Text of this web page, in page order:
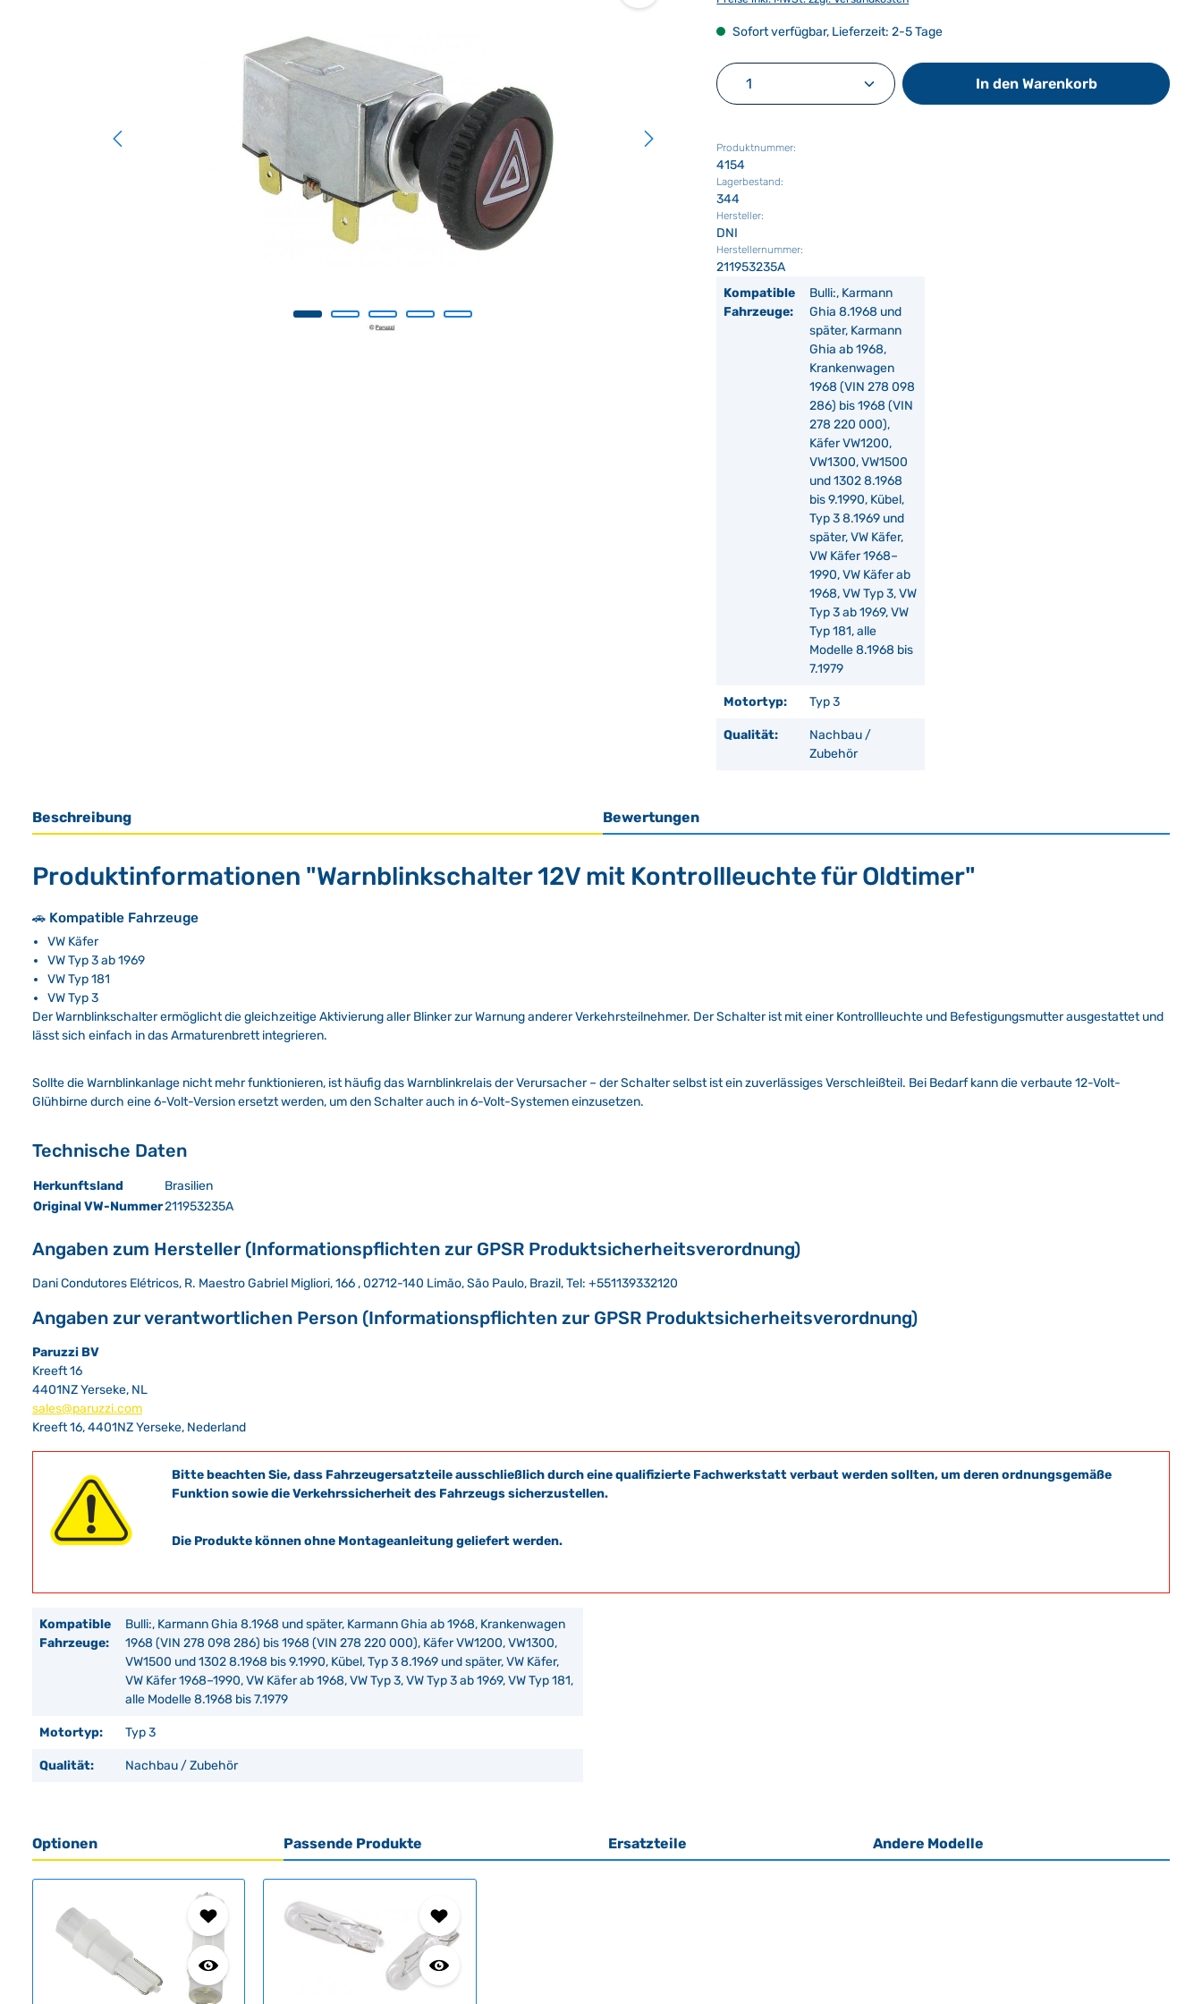
Sofort verfügbar, Lieferzeit: 2-5 Tage
Produkt Anzahl: Gib den gewünschten Wert ein
In den Warenkorb
Produktnummer:
4154
Lagerbestand:
344
Hersteller:
DNI
Herstellernummer:
211953235A
Kompatible
Fahrzeuge:
Bulli:, Karmann
Ghia 8.1968 und
später, Karmann
Ghia ab 1968,
Krankenwagen
1968 (VIN 278 098
286) bis 1968 (VIN
278 220 000),
Käfer VW1200,
VW1300, VW1500
und 1302 8.1968
bis 9.1990, Kübel,
Typ 3 8.1969 und
später, VW Käfer,
VW Käfer 1968–
1990, VW Käfer ab
1968, VW Typ 3, VW
Typ 3 ab 1969, VW
Typ 181, alle
Modelle 8.1968 bis
7.1979
Motortyp: Typ 3
Qualität:
Nachbau /
Zubehör
Beschreibung Bewertungen
Produktinformationen "Warnblinkschalter 12V mit Kontrollleuchte für Oldtimer"
🚗 Kompatible Fahrzeuge
VW Käfer
VW Typ 3 ab 1969
VW Typ 181
VW Typ 3
Der Warnblinkschalter ermöglicht die gleichzeitige Aktivierung aller Blinker zur Warnung anderer Verkehrsteilnehmer. Der Schalter ist mit einer Kontrollleuchte und Befestigungsmutter ausgestattet und
lässt sich einfach in das Armaturenbrett integrieren.
Sollte die Warnblinkanlage nicht mehr funktionieren, ist häufig das Warnblinkrelais der Verursacher – der Schalter selbst ist ein zuverlässiges Verschleißteil. Bei Bedarf kann die verbaute 12-Volt-
Glühbirne durch eine 6-Volt-Version ersetzt werden, um den Schalter auch in 6-Volt-Systemen einzusetzen.
Technische Daten
Herkunftsland
Brasilien
Original VW-Nummer211953235A
Angaben zum Hersteller (Informationspflichten zur GPSR Produktsicherheitsverordnung)
Dani Condutores Elétricos, R. Maestro Gabriel Migliori, 166 , 02712-140 Limão, São Paulo, Brazil, Tel: +551139332120
Angaben zur verantwortlichen Person (Informationspflichten zur GPSR Produktsicherheitsverordnung)
Paruzzi BV
Kreeft 16
4401NZ Yerseke, NL
sales@paruzzi.com
Kreeft 16, 4401NZ Yerseke, Nederland
Bitte beachten Sie, dass Fahrzeugersatzteile ausschließlich durch eine qualifizierte Fachwerkstatt verbaut werden sollten, um deren ordnungsgemäße
Funktion sowie die Verkehrssicherheit des Fahrzeugs sicherzustellen.
Die Produkte können ohne Montageanleitung geliefert werden.
Kompatible
Fahrzeuge:
Bulli:, Karmann Ghia 8.1968 und später, Karmann Ghia ab 1968, Krankenwagen
1968 (VIN 278 098 286) bis 1968 (VIN 278 220 000), Käfer VW1200, VW1300,
VW1500 und 1302 8.1968 bis 9.1990, Kübel, Typ 3 8.1969 und später, VW Käfer,
VW Käfer 1968–1990, VW Käfer ab 1968, VW Typ 3, VW Typ 3 ab 1969, VW Typ 181,
alle Modelle 8.1968 bis 7.1979
Motortyp: Typ 3
Qualität: Nachbau / Zubehör
Optionen Passende Produkte Ersatzteile Andere Modelle